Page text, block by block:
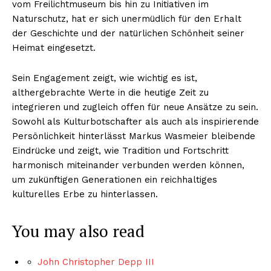
vom Freilichtmuseum bis hin zu Initiativen im
Naturschutz, hat er sich unermüdlich für den Erhalt
der Geschichte und der natürlichen Schönheit seiner
Heimat eingesetzt.
Sein Engagement zeigt, wie wichtig es ist,
althergebrachte Werte in die heutige Zeit zu
integrieren und zugleich offen für neue Ansätze zu sein.
Sowohl als Kulturbotschafter als auch als inspirierende
Persönlichkeit hinterlässt Markus Wasmeier bleibende
Eindrücke und zeigt, wie Tradition und Fortschritt
harmonisch miteinander verbunden werden können,
um zukünftigen Generationen ein reichhaltiges
kulturelles Erbe zu hinterlassen.
You may also read
John Christopher Depp III